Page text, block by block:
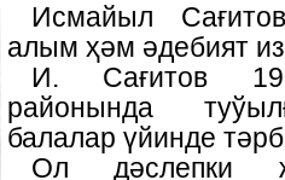
Исмайыл Сағитов — фольклорист
алым ҳәм әдебият
И. Сағитов 1908-жылы Хожели
районында
балалар үйинде
Ол дәслепки жыллары жаслар